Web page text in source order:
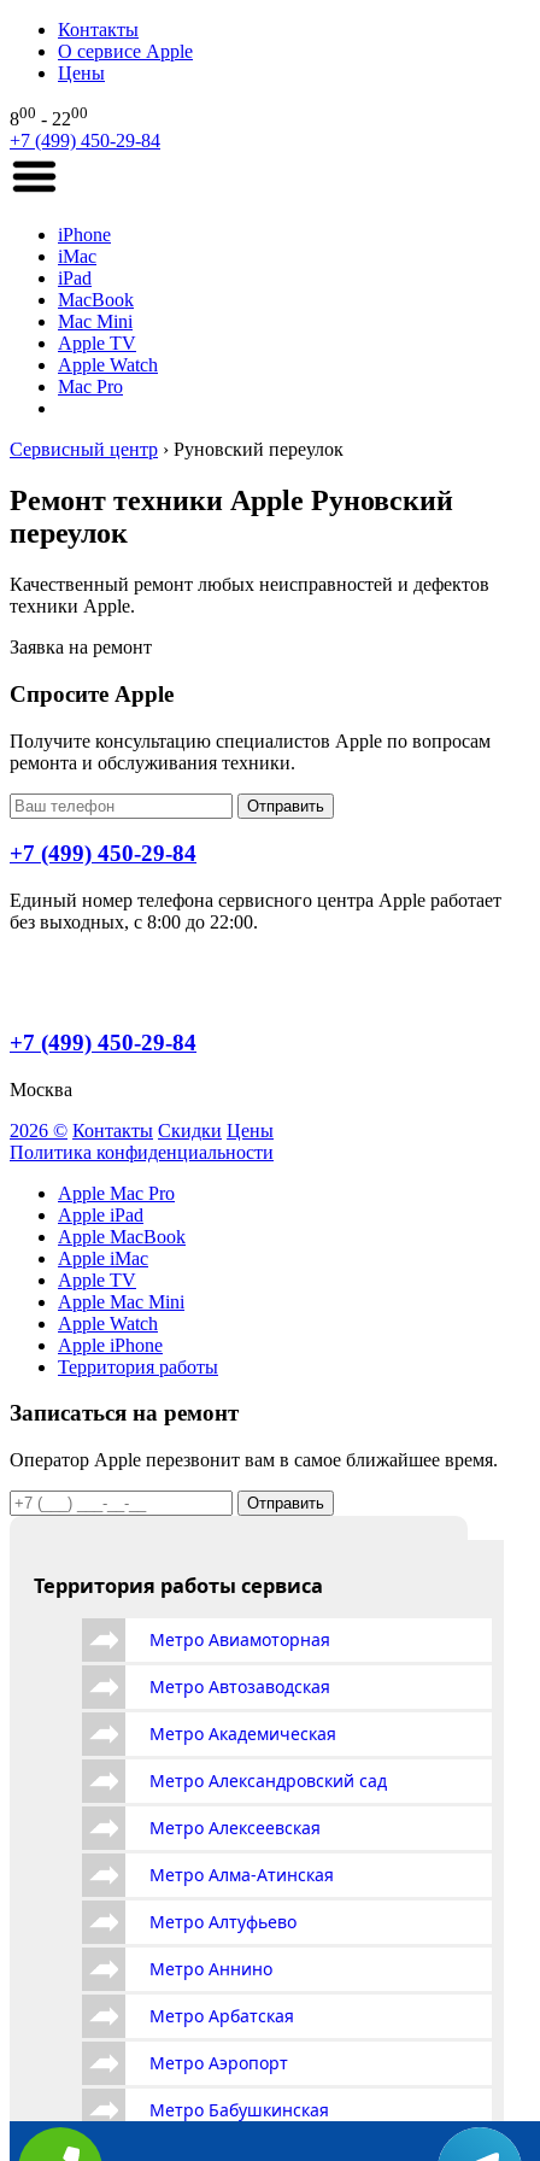
Контакты
О сервисе Apple
Цены
800 - 2200
+7 (499) 450-29-84
iPhone
iMac
iPad
MacBook
Mac Mini
Apple TV
Apple Watch
Mac Pro
Сервисный центр › Руновский переулок
Ремонт техники Apple Руновский
переулок
Качественный ремонт любых неисправностей и дефектов
техники Apple.
Заявка на ремонт
Спросите Apple
Получите консультацию специалистов Apple по вопросам
ремонта и обслуживания техники.
Отправить
+7 (499) 450-29-84
Единый номер телефона сервисного центра Apple работает
без выходных, с 8:00 до 22:00.
+7 (499) 450-29-84
Москва
2026 © Контакты Скидки Цены
Политика конфиденциальности
Apple Mac Pro
Apple iPad
Apple MacBook
Apple iMac
Apple TV
Apple Mac Mini
Apple Watch
Apple iPhone
Территория работы
Записаться на ремонт
Оператор Apple перезвонит вам в самое ближайшее время.
Отправить
Территория работы сервиса
Метро Авиамоторная
Метро Автозаводская
Метро Академическая
Метро Александровский сад
Метро Алексеевская
Метро Алма-Атинская
Метро Алтуфьево
Метро Аннино
Метро Арбатская
Метро Аэропорт
Метро Бабушкинская